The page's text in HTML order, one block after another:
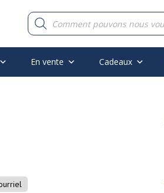
Recherche
de
produits
En vente Cadeaux